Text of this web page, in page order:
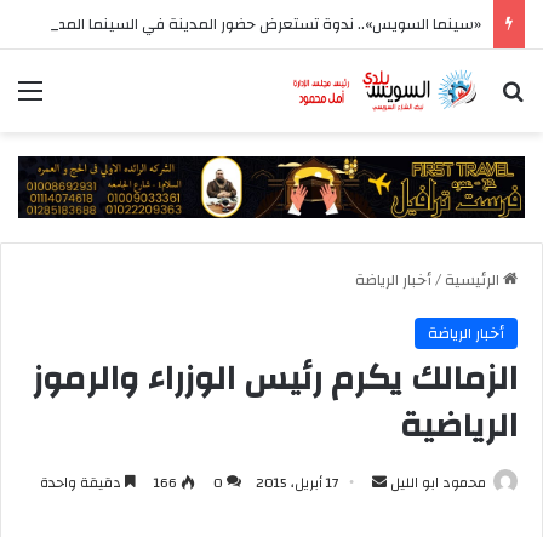
«سينما السويس».. ندوة تستعرض حضور المدينة في السينما المصرية بمعرض السويس الرابع للكتاب
بحث عن
الرئيسية/أخبار الرياضة
أخبار الرياضة
الزمالك يكرم رئيس الوزراء والرموز
الرياضية
محمود ابو الليل
أرسل 17 أبريل، 2015 0
166 دقيقة واحدة